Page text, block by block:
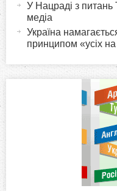
в
У Нацраді з
медіа
Україна
принципом «усіх на